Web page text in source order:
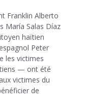
Franklin Alberto
María Salas Díaz
haïtien
Peter
les victimes
— ont été
victimes du
de